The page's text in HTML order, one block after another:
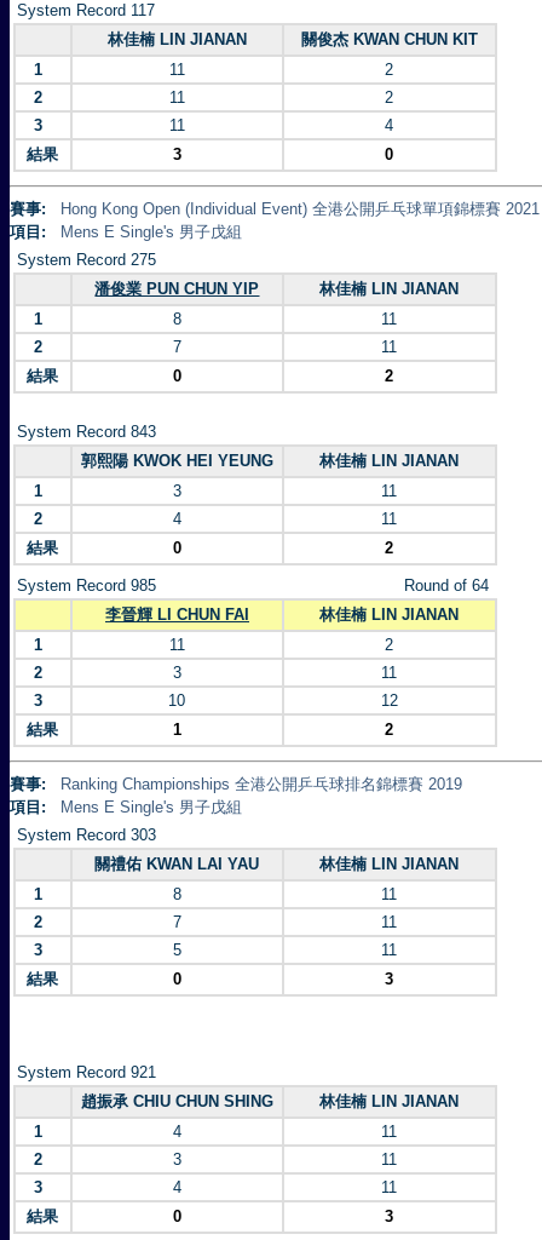
System Record 117
林佳楠 LIN JIANAN
關俊杰 KWAN CHUN KIT
1
11
2
2
11
2
3
11
4
結果
3 0
賽事:
Hong Kong Open (Individual Event) 全港公開乒乓球單項錦標賽 2021
項目:
Mens E Single's 男子戊組
System Record 275
潘俊業 PUN CHUN YIP
林佳楠 LIN JIANAN
1
8
11
2
7
11
結果
0 2
System Record 843
郭熙陽 KWOK HEI YEUNG
林佳楠 LIN JIANAN
1
3
11
2
4
11
結果
0 2
System Record 985
Round of 64
李晉輝 LI CHUN FAI
林佳楠 LIN JIANAN
1
11
2
2
3
11
3
10
12
結果
1 2
賽事:
Ranking Championships 全港公開乒乓球排名錦標賽 2019
項目:
Mens E Single's 男子戊組
System Record 303
關禮佑 KWAN LAI YAU
林佳楠 LIN JIANAN
1
8
11
2
7
11
3
5
11
結果
0 3
System Record 921
趙振承 CHIU CHUN SHING
林佳楠 LIN JIANAN
1
4
11
2
3
11
3
4
11
結果
0 3